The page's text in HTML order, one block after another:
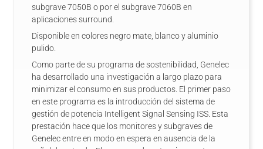
subgrave 7050B o por el subgrave 7060B en
aplicaciones surround.
Disponible en colores negro mate, blanco y aluminio
pulido.
Como parte de su programa de sostenibilidad, Genelec
ha desarrollado una investigación a largo plazo para
minimizar el consumo en sus productos. El primer paso
en este programa es la introducción del sistema de
gestión de potencia Intelligent Signal Sensing ISS. Esta
prestación hace que los monitores y subgraves de
Genelec entre en modo en espera en ausencia de la